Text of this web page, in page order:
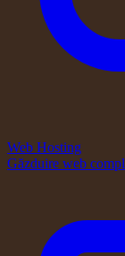
Web Hosting
Găzduire web